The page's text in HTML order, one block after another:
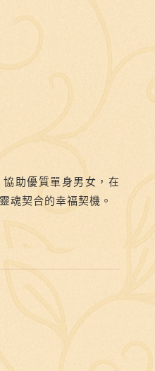
助優質單身男女，在
魂契合的幸福契機。